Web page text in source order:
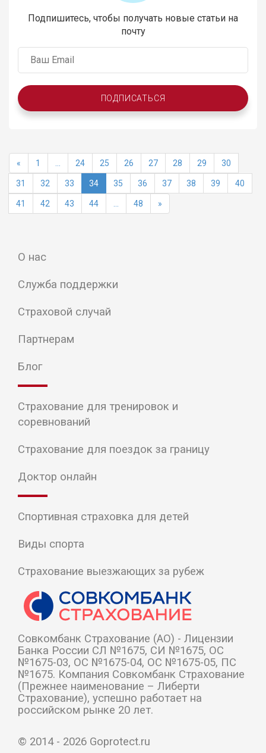
Подпишитесь, чтобы получать новые статьи на
почту
ПОДПИСАТЬСЯ
« 1 24 25 26 27 28 29 30
31 32 33 34 35 36 37 38 39 40
41 42 43 44 48 »
О нас
Служба поддержки
Страховой случай
Партнерам
Блог
Страхование для тренировок и
соревнований
Страхование для поездок за границу
Доктор онлайн
Спортивная страховка для детей
Виды спорта
Страхование выезжающих за рубеж
Cовкомбанк Страхование (АО) - Лицензии
Банка России СЛ №1675, СИ №1675, ОС
№1675-03, ОС №1675-04, ОС №1675-05, ПС
№1675. Компания Совкомбанк Страхование
(Прежнее наименование – Либерти
Страхование), успешно работает на
российском рынке 20 лет.
© 2014 - 2026 Goprotect.ru